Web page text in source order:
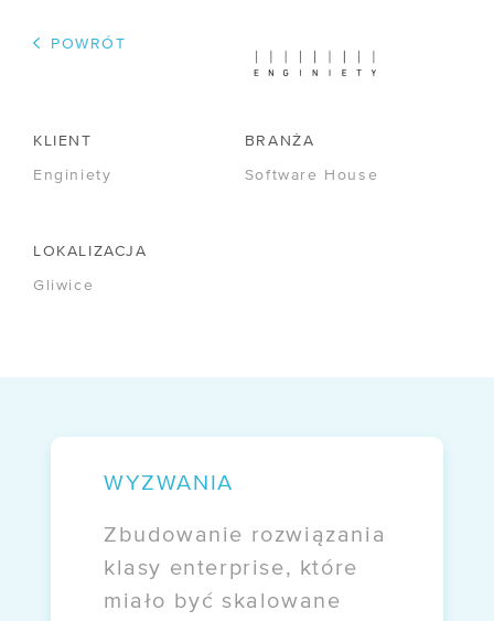
/ Dla mediów
/ Zapytania ofertowe
/ Informacje prawne
/ Akcjonariusze
/ Kontakt
OFERTY
POWRÓT
KLIENT
Enginiety
BRANŻA
Software House
LOKALIZACJA
Gliwice
WYZWANIA
Zbudowanie rozwiązania
klasy enterprise, które
miało być skalowane